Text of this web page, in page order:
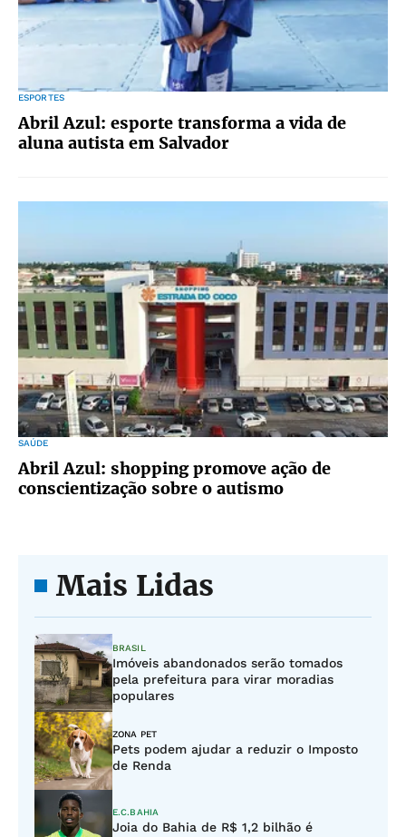
ESPORTES
Abril Azul: esporte transforma a vida de
aluna autista em Salvador
SAÚDE
Abril Azul: shopping promove ação de
conscientização sobre o autismo
Mais Lidas
BRASIL
Imóveis abandonados serão tomados
pela prefeitura para virar moradias
populares
ZONA PET
Pets podem ajudar a reduzir o Imposto
de Renda
E.C.BAHIA
Joia do Bahia de R$ 1,2 bilhão é